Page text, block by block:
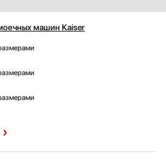
машин Kaiser